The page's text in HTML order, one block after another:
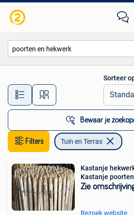
Alle afstanden…
Sorteer
Bewaar je
Filters Tuin en Terras
Kastanje
Kastanje poorten
Zie
Bezoek website